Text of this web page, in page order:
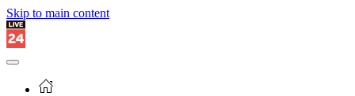
Skip to main content